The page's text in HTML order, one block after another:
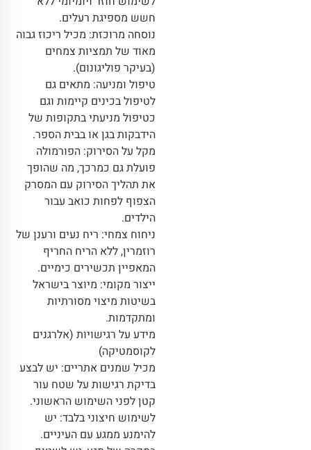
חשש מספיגת רעלים.
נוסחה מרוכזת: מכיל ריכוז גבוה
מאוד של תמציות צמחים
(בעיקר פוליגונום).
טיפול ומניעה: מתאים גם
לטיפול בכינים קיימות וגם
כטיפול מניעתי בתקופות של
הידבקות בגן או בבית הספר.
מקל על הסירוק: הפורמולה
פועלת גם כמרכך, מה שהופך
את תהליך הסירוק עם המסרק
הצפוף לפחות כואב עבור
הילדים.
ניחוח צמחי: ריח נעים ורענן של
רוזמרין, ללא הריח החריף
המאפיין תכשירים כימיים.
ייצור מקומי: מיוצר בישראל
בשיטות מיצוי מסורתיות
ומתקדמות.
מידע על רגישויות (אלרגנים
לקוסמטיקה)
מכיל שמנים אתריים: יש לבצע
בדיקת רגישות על שטח עור
קטן לפני השימוש הראשוני.
לשימוש חיצוני בלבד: יש
להימנע ממגע עם העיניים.